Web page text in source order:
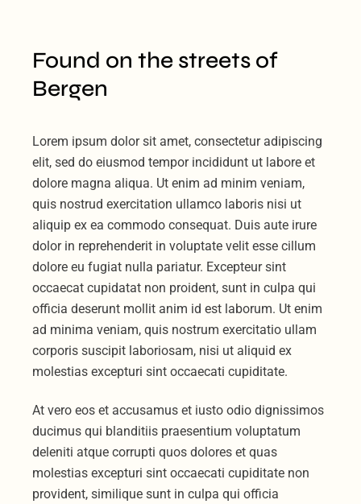
Found on the streets of
Bergen
Lorem ipsum dolor sit amet, consectetur adipiscing
elit, sed do eiusmod tempor incididunt ut labore et
dolore magna aliqua. Ut enim ad minim veniam,
quis nostrud exercitation ullamco laboris nisi ut
aliquip ex ea commodo consequat. Duis aute irure
dolor in reprehenderit in voluptate velit esse cillum
dolore eu fugiat nulla pariatur. Excepteur sint
occaecat cupidatat non proident, sunt in culpa qui
officia deserunt mollit anim id est laborum. Ut enim
ad minima veniam, quis nostrum exercitatio ullam
corporis suscipit laboriosam, nisi ut aliquid ex
molestias excepturi sint occaecati cupiditate.
At vero eos et accusamus et iusto odio dignissimos
ducimus qui blanditiis praesentium voluptatum
deleniti atque corrupti quos dolores et quas
molestias excepturi sint occaecati cupiditate non
provident, similique sunt in culpa qui officia